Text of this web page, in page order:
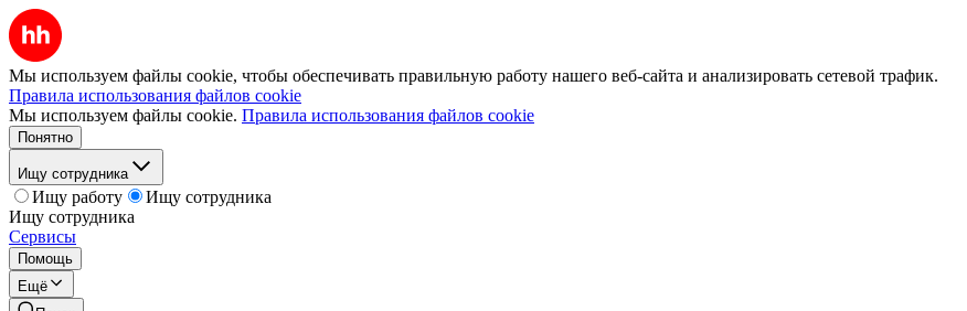
Мы используем файлы cookie, чтобы обеспечивать правильную работу нашего веб-сайта и анализировать сетевой трафик.
Правила использования файлов cookie
Мы используем файлы cookie. Правила использования файлов cookie
Понятно
Ищу сотрудника
Ищу работу
Ищу сотрудника
Ищу сотрудника
Сервисы
Помощь
Ещё